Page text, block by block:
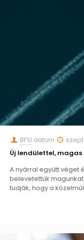
BFSI dátum
Új lendülettel, magas
A nyárral együtt véget
belevetettük
tudják, hogy a